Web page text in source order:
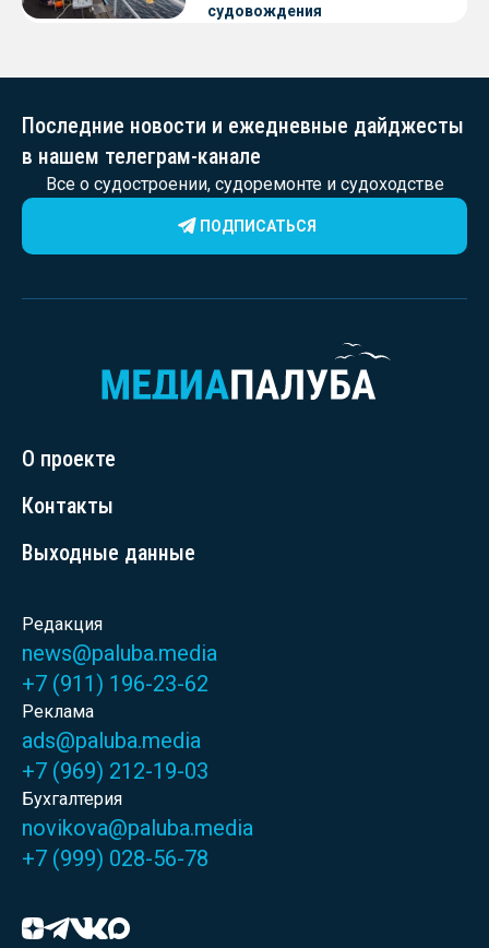
судовождения
Последние новости и ежедневные дайджесты
в нашем телеграм-канале
Все о судостроении, судоремонте и судоходстве
ПОДПИСАТЬСЯ
О проекте
Контакты
Выходные данные
Редакция
news@paluba.media
+7 (911) 196-23-62
Реклама
ads@paluba.media
+7 (969) 212-19-03
Бухгалтерия
novikova@paluba.media
+7 (999) 028-56-78